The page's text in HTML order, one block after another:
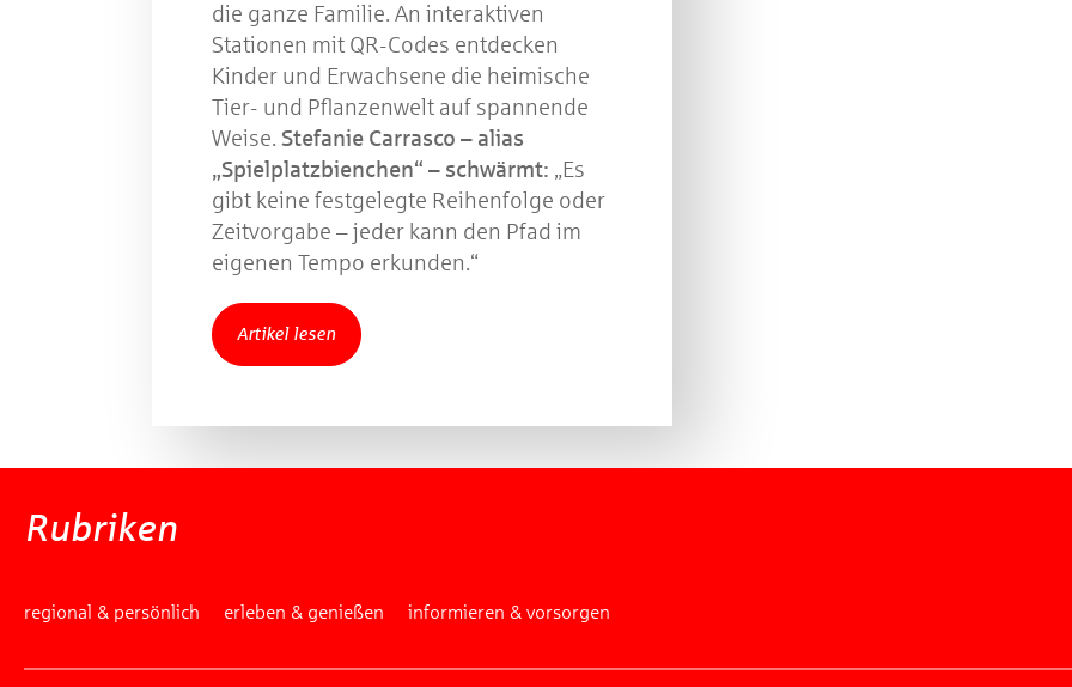
die ganze Familie. An interaktiven
Stationen mit QR-Codes entdecken
Kinder und Erwachsene die heimische
Tier- und Pflanzenwelt auf spannende
Weise. Stefanie Carrasco – alias
„Spielplatzbienchen“ – schwärmt: „Es
gibt keine festgelegte Reihenfolge oder
Zeitvorgabe – jeder kann den Pfad im
eigenen Tempo erkunden.“
Artikel lesen
Rubriken
regional & persönlich erleben & genießen informieren & vorsorgen